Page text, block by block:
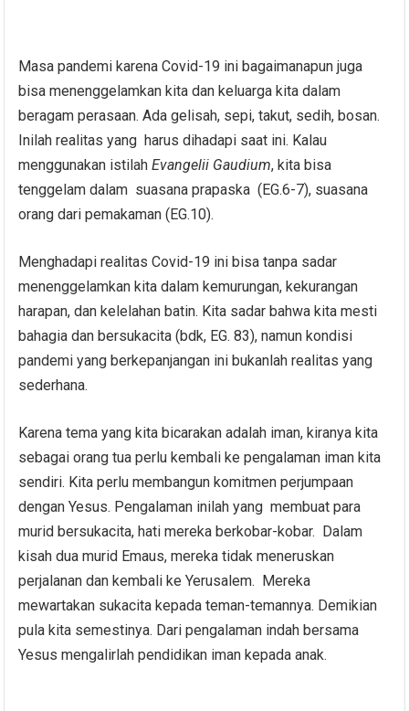
Masa pandemi karena Covid-19 ini bagaimanapun juga
bisa menenggelamkan kita dan keluarga kita dalam
beragam perasaan. Ada gelisah, sepi, takut, sedih, bosan.
Inilah realitas yang harus dihadapi saat ini. Kalau
menggunakan istilahEvangelii Gaudium, kita bisa
tenggelam dalam suasana prapaska (EG.6-7), suasana
orang dari pemakaman (EG.10).
Menghadapi realitas Covid-19 ini bisa tanpa sadar
menenggelamkan kita dalam kemurungan, kekurangan
harapan, dan kelelahan batin. Kita sadar bahwa kita mesti
bahagia dan bersukacita (bdk, EG. 83), namun kondisi
pandemi yang berkepanjangan ini bukanlah realitas yang
sederhana.
Karena tema yang kita bicarakan adalah iman, kiranya kita
sebagai orang tua perlu kembali ke pengalaman iman kita
sendiri. Kita perlu membangun komitmen perjumpaan
dengan Yesus. Pengalaman inilah yang membuat para
murid bersukacita, hati mereka berkobar-kobar. Dalam
kisah dua murid Emaus, mereka tidak meneruskan
perjalanan dan kembali ke Yerusalem. Mereka
mewartakan sukacita kepada teman-temannya. Demikian
pula kita semestinya. Dari pengalaman indah bersama
Yesus mengalirlah pendidikan iman kepada anak.